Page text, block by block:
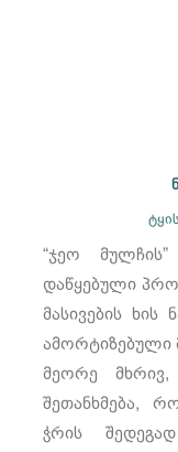
“ჯეო
დაწყებული
მასივების ხის
ამორტიზებული
მეორე მხრივ,
შეთანხმება,
ჭრის